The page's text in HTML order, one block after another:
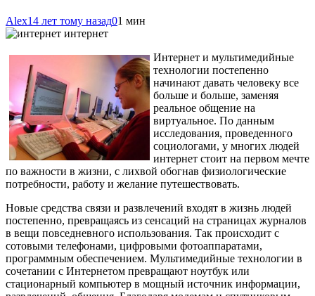
Alex14 лет тому назад01 мин
интернет
Интернет и мультимедийные
технологии постепенно
начинают давать человеку все
больше и больше, заменяя
реальное общение на
виртуальное. По данным
исследования, проведенного
социологами, у многих людей
интернет стоит на первом мечте
по важности в жизни, с лихвой обогнав физиологические
потребности, работу и желание путешествовать.
Новые средства связи и развлечений входят в жизнь людей
постепенно, превращаясь из сенсаций на страницах журналов
в вещи повседневного использования. Так происходит с
сотовыми телефонами, цифровыми фотоаппаратами,
программным обеспечением. Мультимедийные технологии в
сочетании с Интернетом превращают ноутбук или
стационарный компьютер в мощный источник информации,